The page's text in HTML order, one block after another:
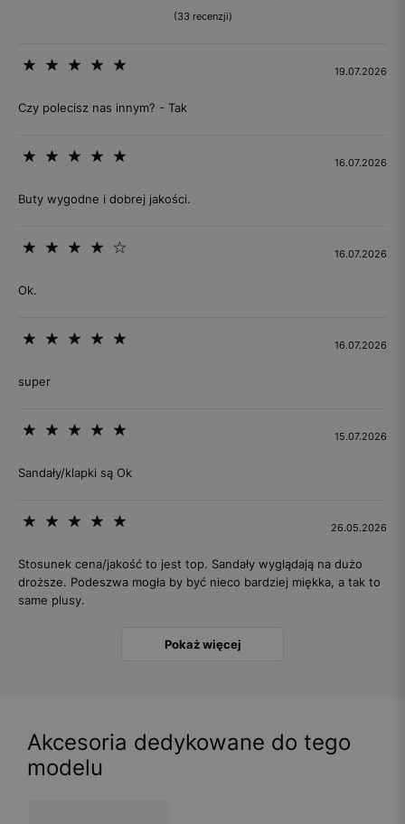
(33 recenzji)
19.07.2026
Czy polecisz nas innym? - Tak
16.07.2026
Buty wygodne i dobrej jakości.
16.07.2026
Ok.
16.07.2026
super
15.07.2026
Sandały/klapki są Ok
26.05.2026
Stosunek cena/jakość to jest top. Sandały wyglądają na dużo
droższe. Podeszwa mogła by być nieco bardziej miękka, a tak to
same plusy.
Pokaż więcej
Akcesoria dedykowane do tego
modelu